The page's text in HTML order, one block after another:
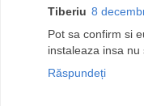
Tiberiu 8
Pot sa confirm si
instaleaza insa
Răspundeți